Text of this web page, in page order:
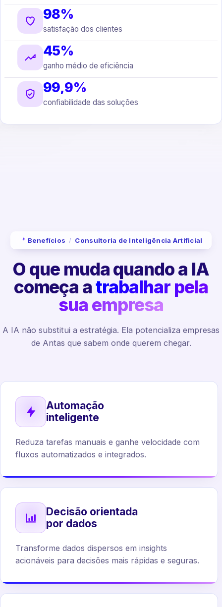
98%
satisfação dos clientes
45%
ganho médio de eficiência
99,9%
confiabilidade das soluções
Benefícios / Consultoria de Inteligência Artificial
O que muda quando a IA
começa atrabalhar pela
sua empresa
A IA não substitui a estratégia. Ela potencializa empresas
de Antas que sabem onde querem chegar.
Automação
inteligente
Reduza tarefas manuais e ganhe velocidade com
fluxos automatizados e integrados.
Decisão orientada
por dados
Transforme dados dispersos em insights
acionáveis para decisões mais rápidas e seguras.